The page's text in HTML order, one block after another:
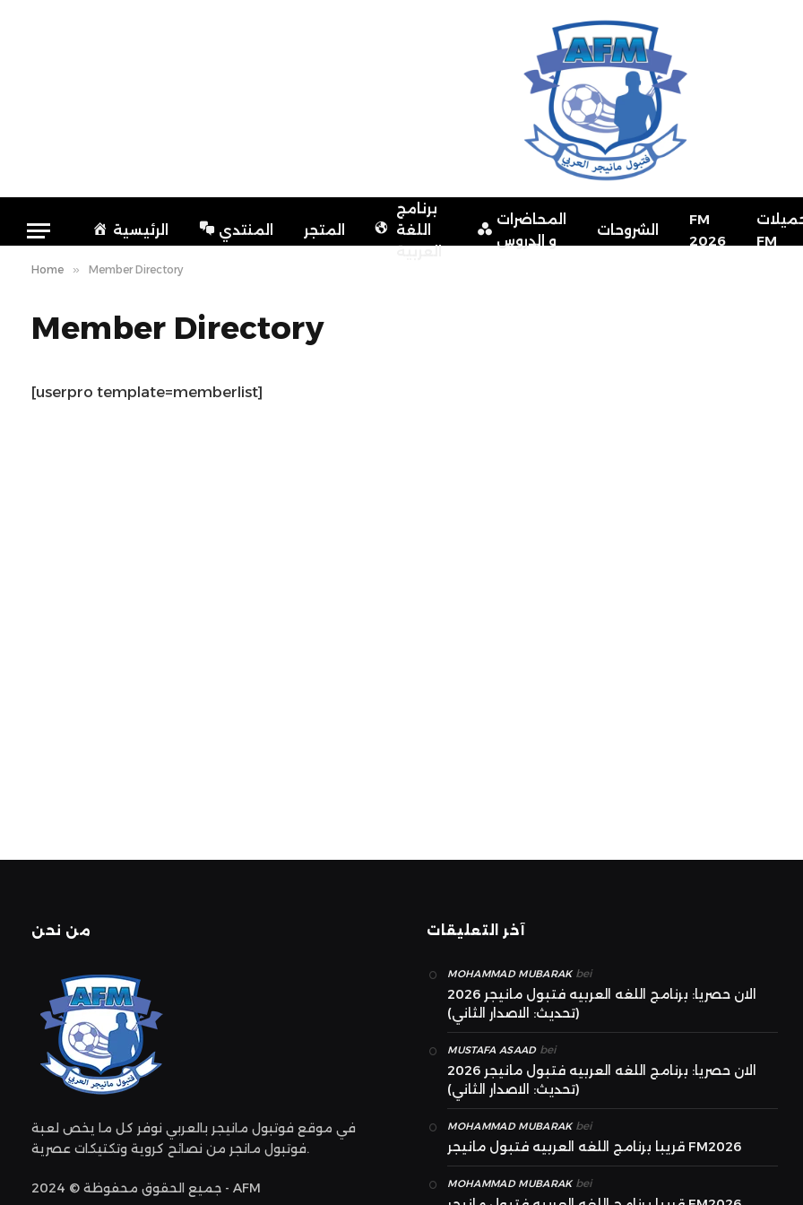
الرئيسية المنتدي المتجر
برنامج
اللغة
العربية
المحاضرات
و الدروس
الشروحات
FM
2026
FM
Home » Member Directory
Member Directory
[userpro template=memberlist]
من نحن
في موقع فوتبول مانيجر بالعربي نوفر كل ما يخص لعبة
فوتبول مانجر من نصائح كروية وتكتيكات عصرية.
جميع الحقوق محفوظة © 2024 - AFM
آخر التعليقات
MOHAMMAD MUBARAKbei
الان حصريا: برنامج اللغه العربيه فتبول مانيجر 2026
(تحديث: الاصدار الثاني)
MUSTAFA ASAADbei
الان حصريا: برنامج اللغه العربيه فتبول مانيجر 2026
(تحديث: الاصدار الثاني)
MOHAMMAD MUBARAKbei
قريبا برنامج اللغه العربيه فتبول مانيجر FM2026
MOHAMMAD MUBARAKbei